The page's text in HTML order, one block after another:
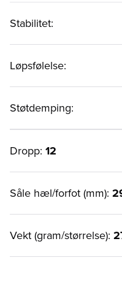
Stabilitet:
Løpsfølelse:
Støtdemping:
Dropp: 12
Såle hæl/forfot (mm):
Vekt (gram/størrelse):